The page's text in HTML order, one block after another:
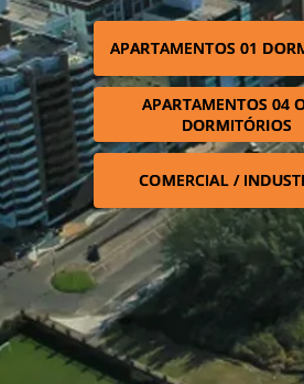
APARTAMENTOS 01
APARTAMENTOS 04
DORMITÓRIOS
COMERCIAL /